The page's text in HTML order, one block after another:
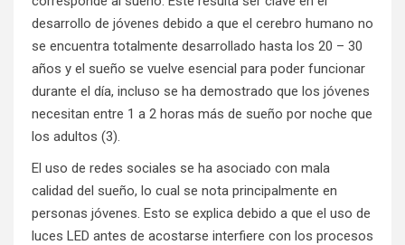
desarrollo de jóvenes debido a que el cerebro humano no
se encuentra totalmente desarrollado hasta los 20 – 30
años y el sueño se vuelve esencial para poder funcionar
durante el día, incluso se ha demostrado que los jóvenes
necesitan entre 1 a 2 horas más de sueño por noche que
los adultos (3).
El uso de redes sociales se ha asociado con mala
calidad del sueño, lo cual se nota principalmente en
personas jóvenes. Esto se explica debido a que el uso de
luces LED antes de acostarse interfiere con los procesos